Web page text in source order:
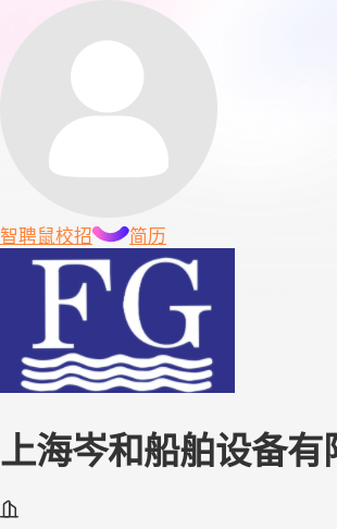
智聘鼠校招 简历
上海岑和船舶设备有